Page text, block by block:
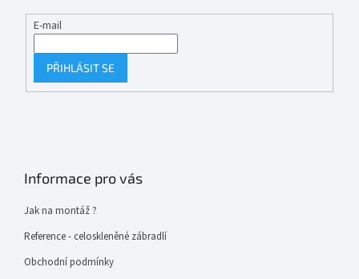
E-mail
PŘIHLÁSIT SE
Informace pro vás
Jak na montáž ?
Reference - celoskleněné zábradlí
Obchodní podmínky